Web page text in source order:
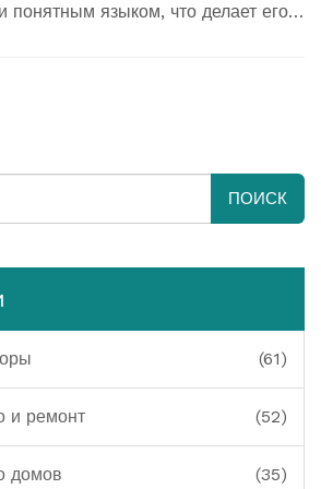
понятным языком, что делает его
ПОИСК
(61)
и ремонт (52)
домов (35)